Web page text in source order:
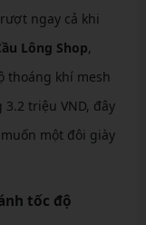
ngay cả khi
Lông Shop,
thoáng khí mesh
triệu VND, đây
một đôi giày
tốc độ